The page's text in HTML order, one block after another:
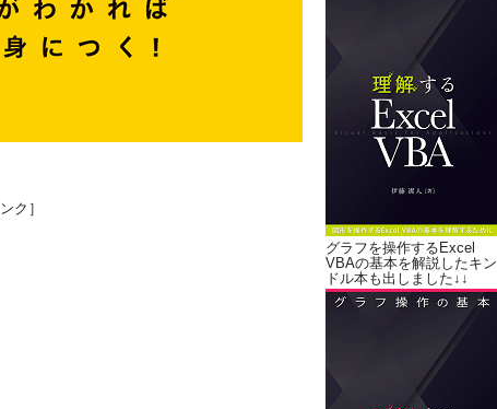
ク］
グラフを操作するExcel
VBAの基本を解説したキン
ドル本も出しました↓↓